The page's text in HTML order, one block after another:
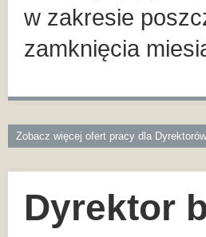
w zakresie
zamknięcia
Zobacz więcej ofert pracy dla Dyrektorów
Dyrektor